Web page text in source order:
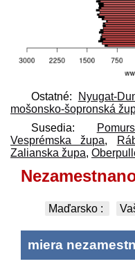
Ostatné: Nyugat-
mošonsko-šopronská
Susedia:
Vesprémska župa,
Zalianska župa,
Maďarsko :
miera